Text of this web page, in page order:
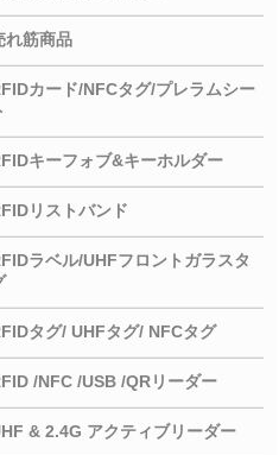
れ筋商品
カード/NFCタグ/プレラムシー
キーフォブ&キーホルダー
リストバンド
ラベル/UHFフロントガラスタ
タグ/ UHFタグ/ NFCタグ
/NFC /USB /QRリーダー
& 2.4G アクティブリーダー